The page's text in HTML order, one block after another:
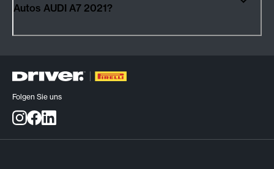
Autos AUDI A7 2021?
Folgen Sie uns